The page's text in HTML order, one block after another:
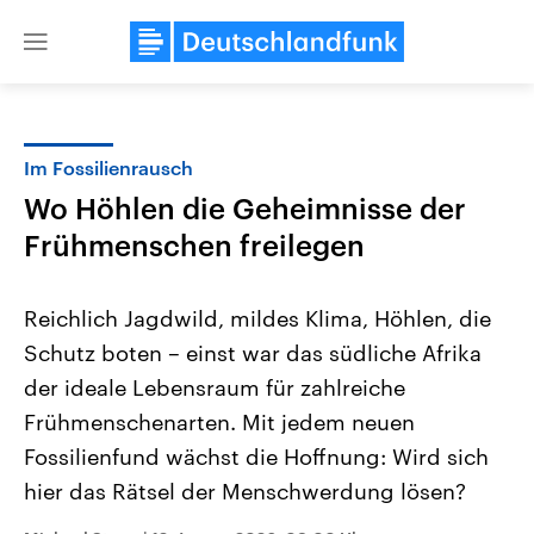
Close
Landtagswahl Sachsen-Anhalt
2026
Alle Informationen
September 2026 einen neuen
Bundesland von einer Koalition aus
USA
Aktuelle Beiträge,
Hintergründe
Wirtschaftlich und
gehören die Vereinigten
mit großem Einfluss auf
Im Fossilienrausch
Wo Höhlen die Geheimnisse der
Frühmenschen freilegen
Reichlich Jagdwild, mildes Klima, Höhlen, die
Schutz boten – einst war das südliche Afrika
der ideale Lebensraum für zahlreiche
Frühmenschenarten. Mit jedem neuen
Fossilienfund wächst die Hoffnung: Wird sich
hier das Rätsel der Menschwerdung lösen?